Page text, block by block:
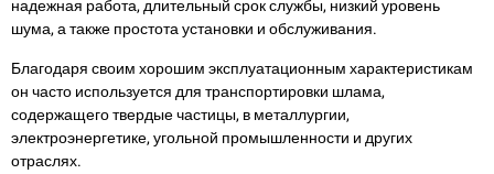
надежная работа, длительный срок службы, низкий уровень
шума, а также простота установки и обслуживания.
Благодаря своим хорошим эксплуатационным характеристикам
он часто используется для транспортировки шлама,
содержащего твердые частицы, в металлургии,
электроэнергетике, угольной промышленности и других
отраслях.